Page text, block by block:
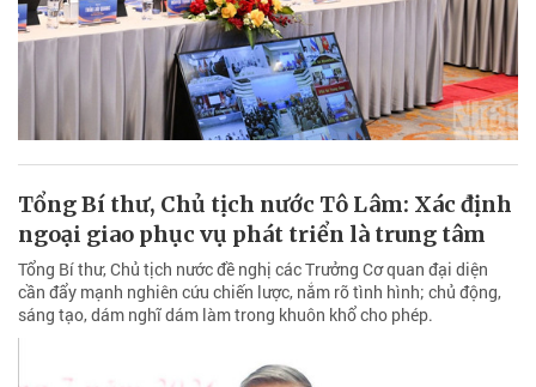
Tổng Bí thư, Chủ tịch nước Tô Lâm: Xác định
ngoại giao phục vụ phát triển là trung tâm
Tổng Bí thư, Chủ tịch nước đề nghị các Trưởng Cơ quan đại diện
cần đẩy mạnh nghiên cứu chiến lược, nắm rõ tình hình; chủ động,
sáng tạo, dám nghĩ dám làm trong khuôn khổ cho phép.